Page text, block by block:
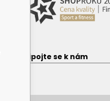
Připojte se k nám